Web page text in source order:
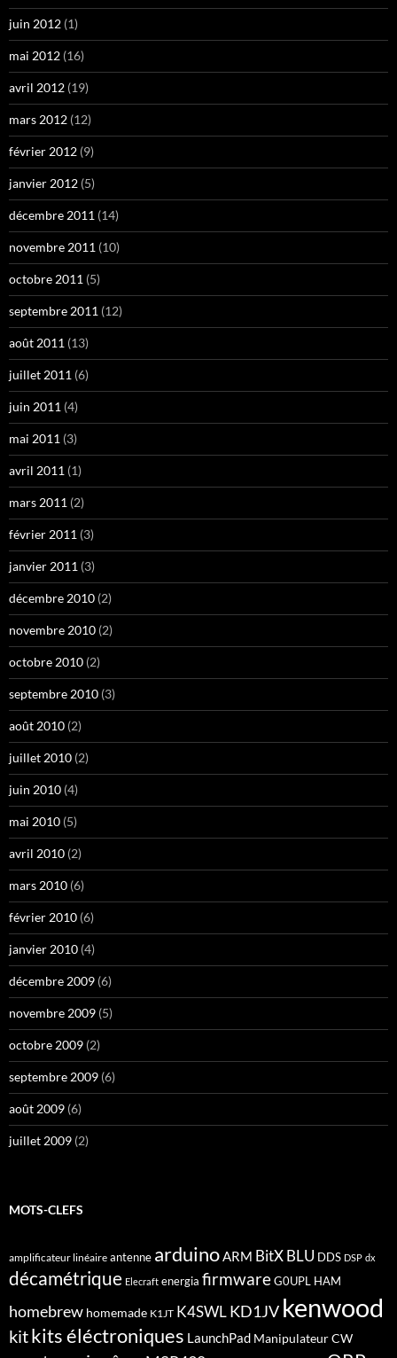
juin 2012 (1)
mai 2012 (16)
avril 2012 (19)
mars 2012 (12)
février 2012 (9)
janvier 2012 (5)
décembre 2011 (14)
novembre 2011 (10)
octobre 2011 (5)
septembre 2011 (12)
août 2011 (13)
juillet 2011 (6)
juin 2011 (4)
mai 2011 (3)
avril 2011 (1)
mars 2011 (2)
février 2011 (3)
janvier 2011 (3)
décembre 2010 (2)
novembre 2010 (2)
octobre 2010 (2)
septembre 2010 (3)
août 2010 (2)
juillet 2010 (2)
juin 2010 (4)
mai 2010 (5)
avril 2010 (2)
mars 2010 (6)
février 2010 (6)
janvier 2010 (4)
décembre 2009 (6)
novembre 2009 (5)
octobre 2009 (2)
septembre 2009 (6)
août 2009 (6)
juillet 2009 (2)
MOTS-CLEFS
amplificateur linéaire antenne arduinoARM BitX BLU DDS DSP dx
décamétrique Elecraft energia firmwareG0UPL HAM
homebrew homemade K1JT K4SWL KD1JV kenwood
kitkits éléctroniques LaunchPad Manipulateur CW